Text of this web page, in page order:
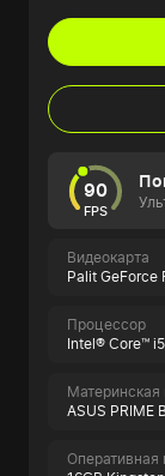
90
FPS
Видеокарта
Palit GeForce
Процессор
Intel® Core™
Материнская
ASUS PRIME
Оперативная